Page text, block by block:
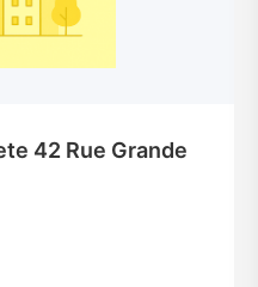
42 Rue Grande